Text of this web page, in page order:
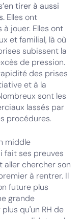
tirer à aussi
Elles ont
jouer. Elles ont
et familial, là où
subissent la
de pression.
des prises
et à la
sont les
lassés par
procédures.
middle
fait ses preuves
aller chercher son
à rentrer. Il
future plus
grande
qu'un RH de